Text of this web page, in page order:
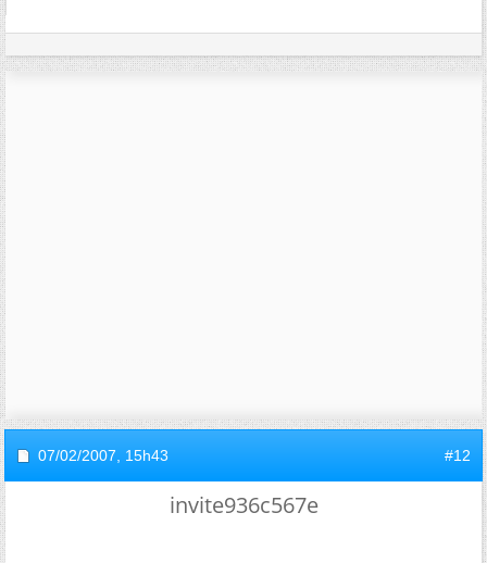
07/02/2007, 15h43 #12
invite936c567e